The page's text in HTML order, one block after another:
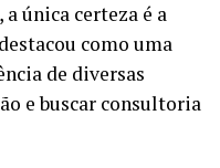
única certeza é a
como uma
de diversas
e buscar consultoria